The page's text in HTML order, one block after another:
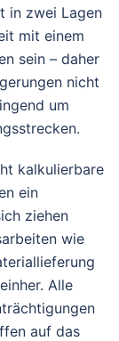
in zwei Lagen
mit einem
sein – daher
nicht
um
kalkulierbare
ein
ziehen
wie
Alle
auf das